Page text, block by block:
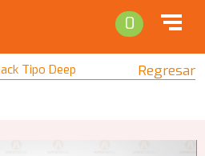
0
Tipo Deep Regresar